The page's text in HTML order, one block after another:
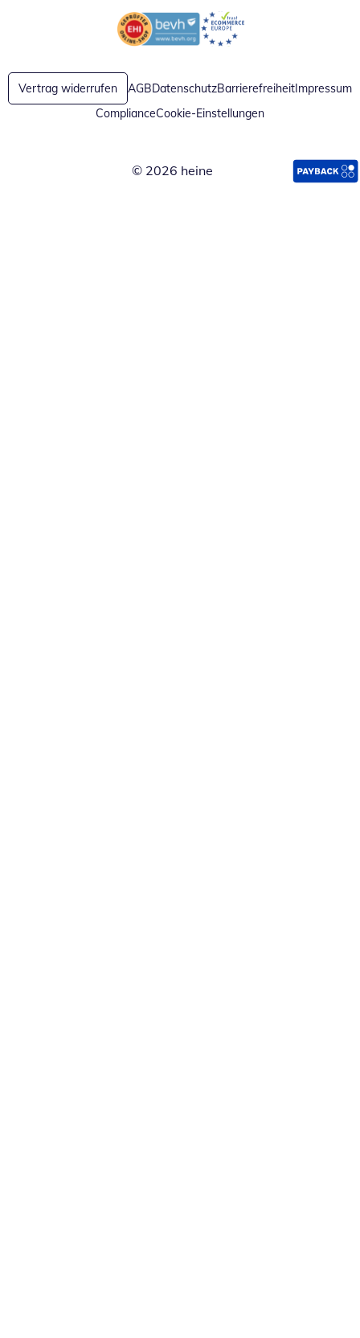
Öffnet in neuem FensterÖffnet in neuem Fenster
Vertrag widerrufen AGBDatenschutzBarrierefreiheit Impressum
ComplianceCookie-Einstellungen
© 2026 heine